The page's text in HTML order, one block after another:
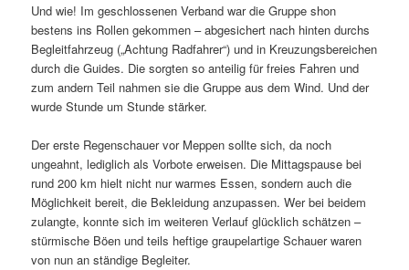
Und wie! Im geschlossenen Verband war die Gruppe shon
bestens ins Rollen gekommen – abgesichert nach hinten durchs
Begleitfahrzeug („Achtung Radfahrer“) und in Kreuzungsbereichen
durch die Guides. Die sorgten so anteilig für freies Fahren und
zum andern Teil nahmen sie die Gruppe aus dem Wind. Und der
wurde Stunde um Stunde stärker.
Der erste Regenschauer vor Meppen sollte sich, da noch
ungeahnt, lediglich als Vorbote erweisen. Die Mittagspause bei
rund 200 km hielt nicht nur warmes Essen, sondern auch die
Möglichkeit bereit, die Bekleidung anzupassen. Wer bei beidem
zulangte, konnte sich im weiteren Verlauf glücklich schätzen –
stürmische Böen und teils heftige graupelartige Schauer waren
von nun an ständige Begleiter.